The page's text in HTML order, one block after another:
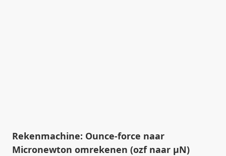
Rekenmachine: Ounce-force naar
Micronewton omrekenen (ozf naar µN)